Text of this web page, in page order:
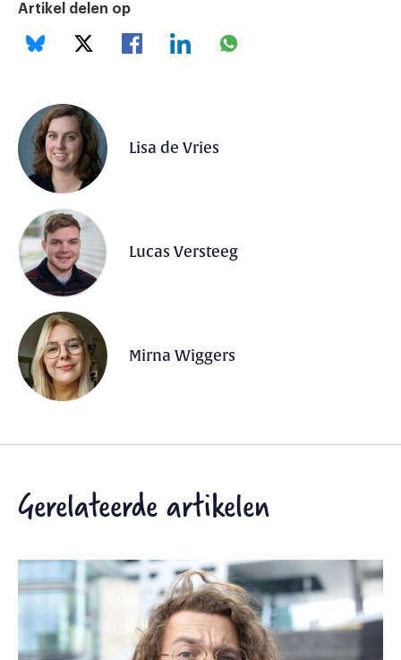
Artikel delen op
Lisa de Vries
Lucas Versteeg
Mirna Wiggers
Gerelateerde artikelen